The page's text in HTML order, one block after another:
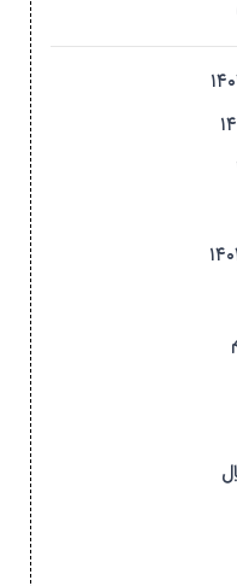
۳۰
۳۰